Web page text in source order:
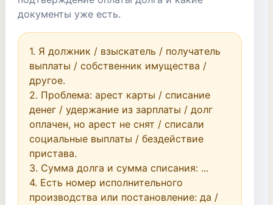
документы уже есть.
1. Я должник / взыскатель / получатель
выплаты / собственник имущества /
другое.
2. Проблема: арест карты / списание
денег / удержание из зарплаты / долг
оплачен, но арест не снят / списали
социальные выплаты / бездействие
пристава.
3. Сумма долга и сумма списания: ...
4. Есть номер исполнительного
производства или постановление: да /